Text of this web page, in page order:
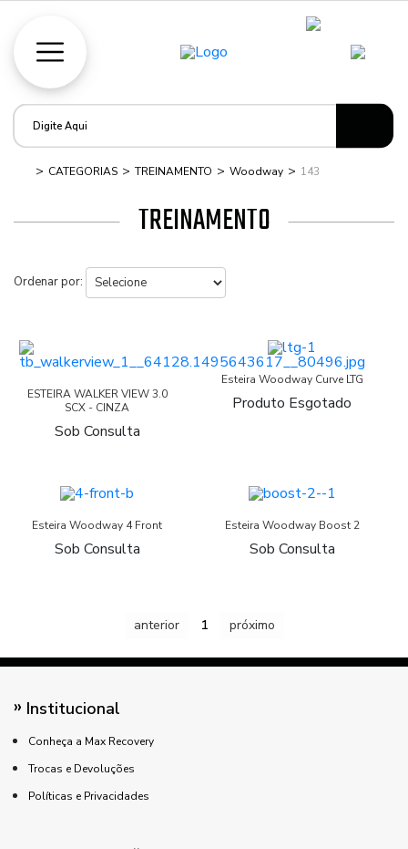
CATEGORIAS TREINAMENTO Woodway 143
TREINAMENTO
Ordenar por:
ESTEIRA WALKER VIEW 3.0
SCX - CINZA
Sob Consulta
Esteira Woodway Curve LTG
Produto Esgotado
Esteira Woodway 4 Front
Sob Consulta
Esteira Woodway Boost 2
Sob Consulta
anterior 1 próximo
Institucional
Conheça a Max Recovery
Trocas e Devoluções
Políticas e Privacidades